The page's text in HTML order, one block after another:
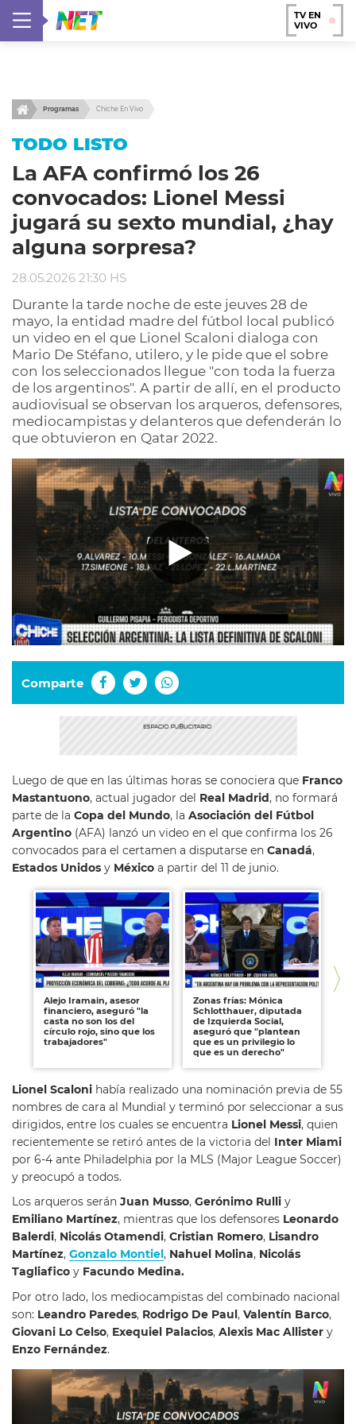
TV EN
VIVO
Programas Chiche En Vivo
TODO LISTO
La AFA confirmó los 26
convocados: Lionel Messi
jugará su sexto mundial, ¿hay
alguna sorpresa?
28.05.2026 21:30 HS
Durante la tarde noche de este jeuves 28 de
mayo, la entidad madre del fútbol local publicó
un video en el que Lionel Scaloni dialoga con
Mario De Stéfano, utilero, y le pide que el sobre
con los seleccionados llegue "con toda la fuerza
de los argentinos". A partir de allí, en el producto
audiovisual se observan los arqueros, defensores,
mediocampistas y delanteros que defenderán lo
que obtuvieron en Qatar 2022.
Comparte
Luego de que en las últimas horas se conociera que Franco
Mastantuono, actual jugador del Real Madrid, no formará
parte de la Copa del Mundo, la Asociación del Fútbol
Argentino (AFA) lanzó un video en el que confirma los 26
convocados para el certamen a disputarse en Canadá,
Estados Unidos y México a partir del 11 de junio.
Alejo Iramain, asesor
financiero, aseguró "la
casta no son los del
círculo rojo, sino que los
trabajadores"
Zonas frías: Mónica
Schlotthauer, diputada
de Izquierda Social,
aseguró que "plantean
que es un privilegio lo
que es un derecho"
Lionel Scaloni había realizado una nominación previa de 55
nombres de cara al Mundial y terminó por seleccionar a sus
dirigidos, entre los cuales se encuentra Lionel Messi, quien
recientemente se retiró antes de la victoria del Inter Miami
por 6-4 ante Philadelphia por la MLS (Major League Soccer)
y preocupó a todos.
Los arqueros serán Juan Musso, Gerónimo Rulli y
Emiliano Martínez, mientras que los defensores Leonardo
Balerdi, Nicolás Otamendi, Cristian Romero, Lisandro
Martínez, Gonzalo Montiel , Nahuel Molina, Nicolás
Tagliafico y Facundo Medina.
Por otro lado, los mediocampistas del combinado nacional
son: Leandro Paredes, Rodrigo De Paul , Valentín Barco,
Giovani Lo Celso, Exequiel Palacios, Alexis Mac Allister y
Enzo Fernández.